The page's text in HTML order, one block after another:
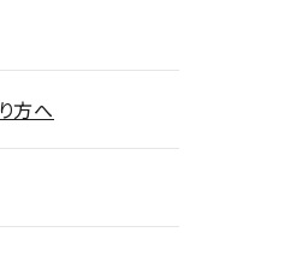
方へ